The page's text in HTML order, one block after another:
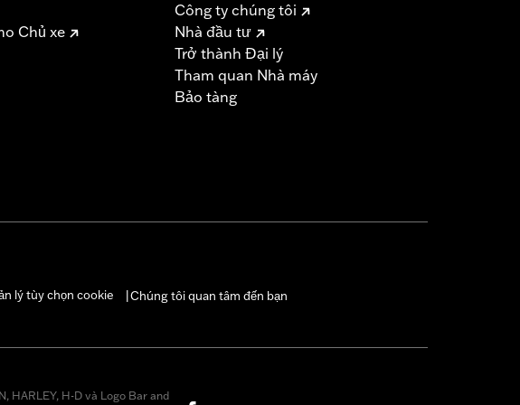
Chủ xe
Công ty chúng tôi
Nhà đầu tư
Trở thành Đại lý
Tham quan Nhà máy
Bảo tàng
lý tùy chọn cookie Chúng tôi quan tâm đến bạn
HARLEY, H-D và Logo Bar and